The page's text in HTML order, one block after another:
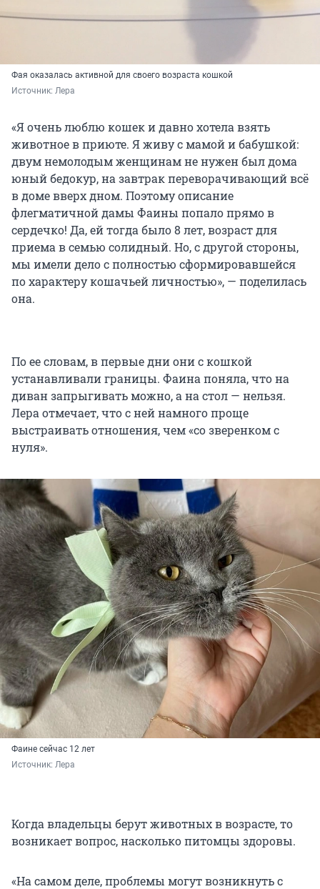
Фая оказалась активной для своего возраста кошкой
Источник: Лера
«Я очень люблю кошек и давно хотела взять
животное в приюте. Я живу с мамой и бабушкой:
двум немолодым женщинам не нужен был дома
юный бедокур, на завтрак переворачивающий всё
в доме вверх дном. Поэтому описание
флегматичной дамы Фаины попало прямо в
сердечко! Да, ей тогда было 8 лет, возраст для
приема в семью солидный. Но, с другой стороны,
мы имели дело с полностью сформировавшейся
по характеру кошачьей личностью», — поделилась
она.
По ее словам, в первые дни они с кошкой
устанавливали границы. Фаина поняла, что на
диван запрыгивать можно, а на стол — нельзя.
Лера отмечает, что с ней намного проще
выстраивать отношения, чем «со зверенком с
нуля».
Фаине сейчас 12 лет
Источник: Лера
Когда владельцы берут животных в возрасте, то
возникает вопрос, насколько питомцы здоровы.
«На самом деле, проблемы могут возникнуть с